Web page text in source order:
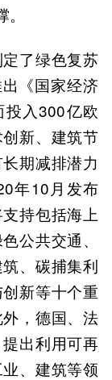
了绿色复苏
《国家经济
投入300亿欧
新、建筑节
期减排潜力
年10月发布
持包括海上
公共交通、
、碳捕集利
新等十个重
，德国、法
出利用可再
、建筑等领